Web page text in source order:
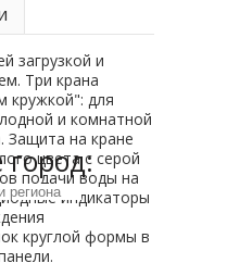
загрузкой и
Три крана
кружкой": для
и комнатной
Защита на кране
цвета с серой
подачи воды на
индикаторы
круглой формы в